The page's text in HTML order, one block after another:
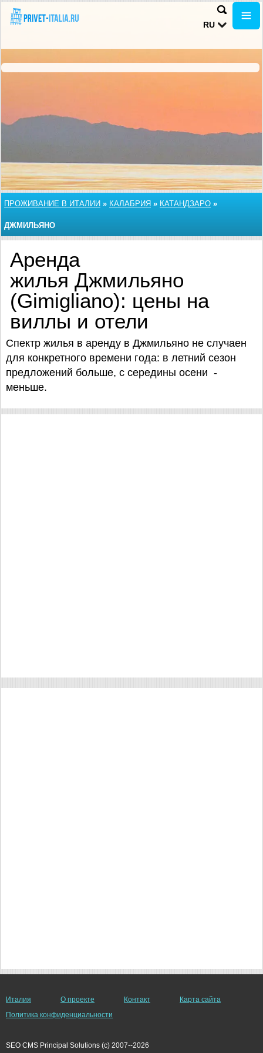
RU
ПРОЖИВАНИЕ В ИТАЛИИ » КАЛАБРИЯ » КАТАНДЗАРО »
ДЖМИЛЬЯНО
Аренда
жилья Джмильяно
(Gimigliano): цены на
виллы и отели
Спектр жилья в аренду в Джмильяно не случаен
для конкретного времени года: в летний сезон
предложений больше, с середины осени -
меньше.
Италия О проекте Контакт
Карта сайта
Политика конфиденциальности
SEO CMS Principal Solutions (c) 2007--2026